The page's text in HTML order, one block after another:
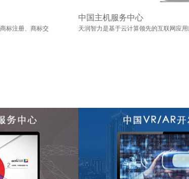
标注册、商标交
中国主机服务中心
天润智力是基于云计算领先的互联网应用